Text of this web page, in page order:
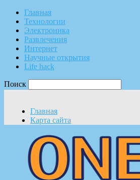
Главная
Технологии
Электроника
Развлечения
Интернет
Научные открытия
Life hack
Поиск
Главная
Карта сайта